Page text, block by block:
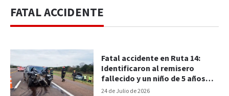
FATAL ACCIDENTE
24 de Julio de 2026
Fatal accidente en Ruta 14:
Identificaron al remisero
fallecido y un niño de 5 años
fue derivado a Paraná con